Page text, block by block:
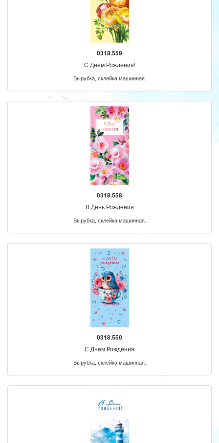
0318.559
С Днем Рождения!
Вырубка, склейка машинная.
0318.558
В День Рождения
Вырубка, склейка машинная.
0318.550
С Днем Рождения
Вырубка, склейка машинная.